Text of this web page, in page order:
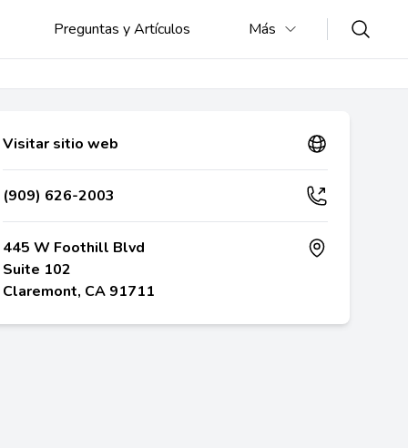
Preguntas y Artículos Más
Visitar sitio web
(909) 626-2003
445 W Foothill Blvd
Suite 102
Claremont, CA 91711